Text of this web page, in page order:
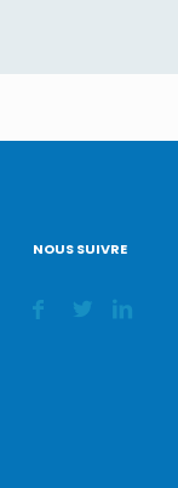
NOUS SUIVRE